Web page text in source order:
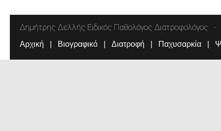
Δημήτρης Δελλής Ειδικός Παθολόγος Διατροφολόγος
Αρχική Βιογραφικό Διατροφή Παχυσαρκία